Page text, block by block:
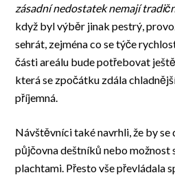
zásadní nedostatek nemají
když byl výběr jinak pestrý,
sehrát, zejména co se týče
části areálu bude potřebovat
která se zpočátku zdála
příjemná.
Návštěvníci také navrhli, že by se
půjčovna deštníků nebo možnost
plachtami. Přesto vše převládala